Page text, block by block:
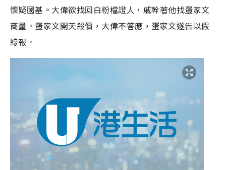
懷疑國基。大偉欲找回白粉檔證人，戚幹著他找蛋家文
商量。蛋家文開天殺價，大偉不答應，蛋家文遂告以假
線報。